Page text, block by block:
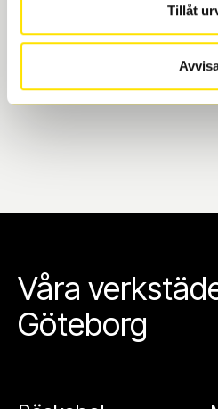
Tillåt
Göteborg. Välj mellan
Mölndal. I beställningen
vi till att de uppfyller alla krav
Våra
Göteborg